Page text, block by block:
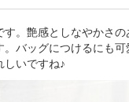
。艶感としなやかさ
バッグにつけるにも
しいですね♪